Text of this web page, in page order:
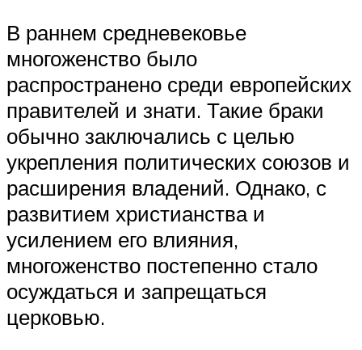
В раннем средневековье
многоженство было
распространено среди европейских
правителей и знати. Такие браки
обычно заключались с целью
укрепления политических союзов и
расширения владений. Однако, с
развитием христианства и
усилением его влияния,
многоженство постепенно стало
осуждаться и запрещаться
церковью.